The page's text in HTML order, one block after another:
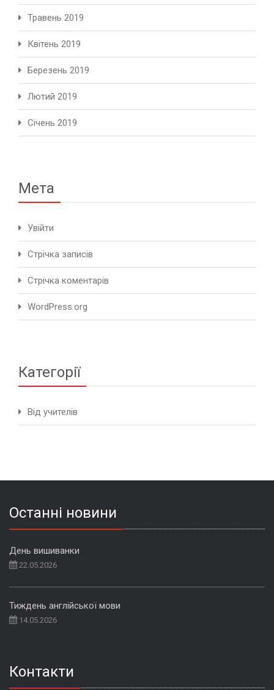
Травень 2019
Квітень 2019
Березень 2019
Лютий 2019
Січень 2019
Мета
Увійти
Стрічка записів
Стрічка коментарів
WordPress.org
Категорії
Від учителів
Останні новини
День вишиванки
22.05.2026
Тиждень англійської мови
14.05.2026
Контакти